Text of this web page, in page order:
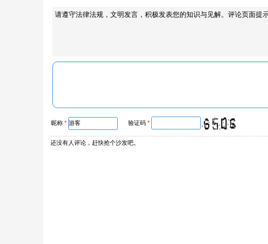
请遵守法律法规，文明发言，积极发表您的知识与见解。评论页面提示
昵称 * 验证码 *
还没有人评论，赶快抢个沙发吧。